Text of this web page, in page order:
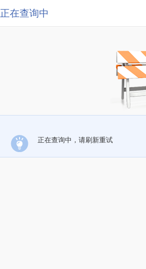
正在查询中
正在查询中，请刷新重试